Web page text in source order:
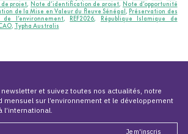
de projet, Note d’identification de projet, Note d’opportunité
de la Mise en Valeur du fleuve Sénégal, Préservation des
de l’environnement, REF2026,
République Islamique de
, Typha Australis
et suivez toutes nos actualités, notre
mensuel sur l’environnement et le développement
l’international.